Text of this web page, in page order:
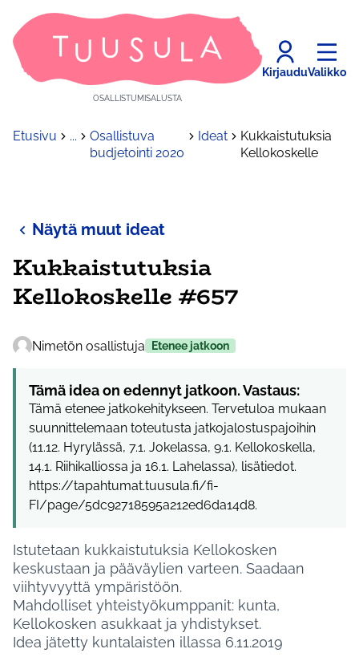
OSALLISTUMISALUSTA
KirjauduValikko
Etusivu ...
Osallistuva
budjetointi 2020
Ideat
Kukkaistutuksia
Kellokoskelle
Näytä muut ideat
Kukkaistutuksia
Kellokoskelle #657
Nimetön osallistuja Etenee jatkoon
Tämä idea on edennyt jatkoon. Vastaus:
Tämä etenee jatkokehitykseen. Tervetuloa mukaan
suunnittelemaan toteutusta jatkojalostuspajoihin
(11.12. Hyrylässä, 7.1. Jokelassa, 9.1. Kellokoskella,
14.1. Riihikalliossa ja 16.1. Lahelassa), lisätiedot.
https://tapahtumat.tuusula.fi/fi-
FI/page/5dc92718595a212ed6da14d8.
Istutetaan kukkaistutuksia Kellokosken
keskustaan ja pääväylien varteen. Saadaan
viihtyvyyttä ympäristöön.
Mahdolliset yhteistyökumppanit: kunta,
Kellokosken asukkaat ja yhdistykset.
Idea jätetty kuntalaisten illassa 6.11.2019